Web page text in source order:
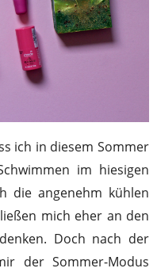
ich in diesem Sommer
im hiesigen
die angenehm kühlen
mich eher an den
Doch nach der
der Sommer-Modus